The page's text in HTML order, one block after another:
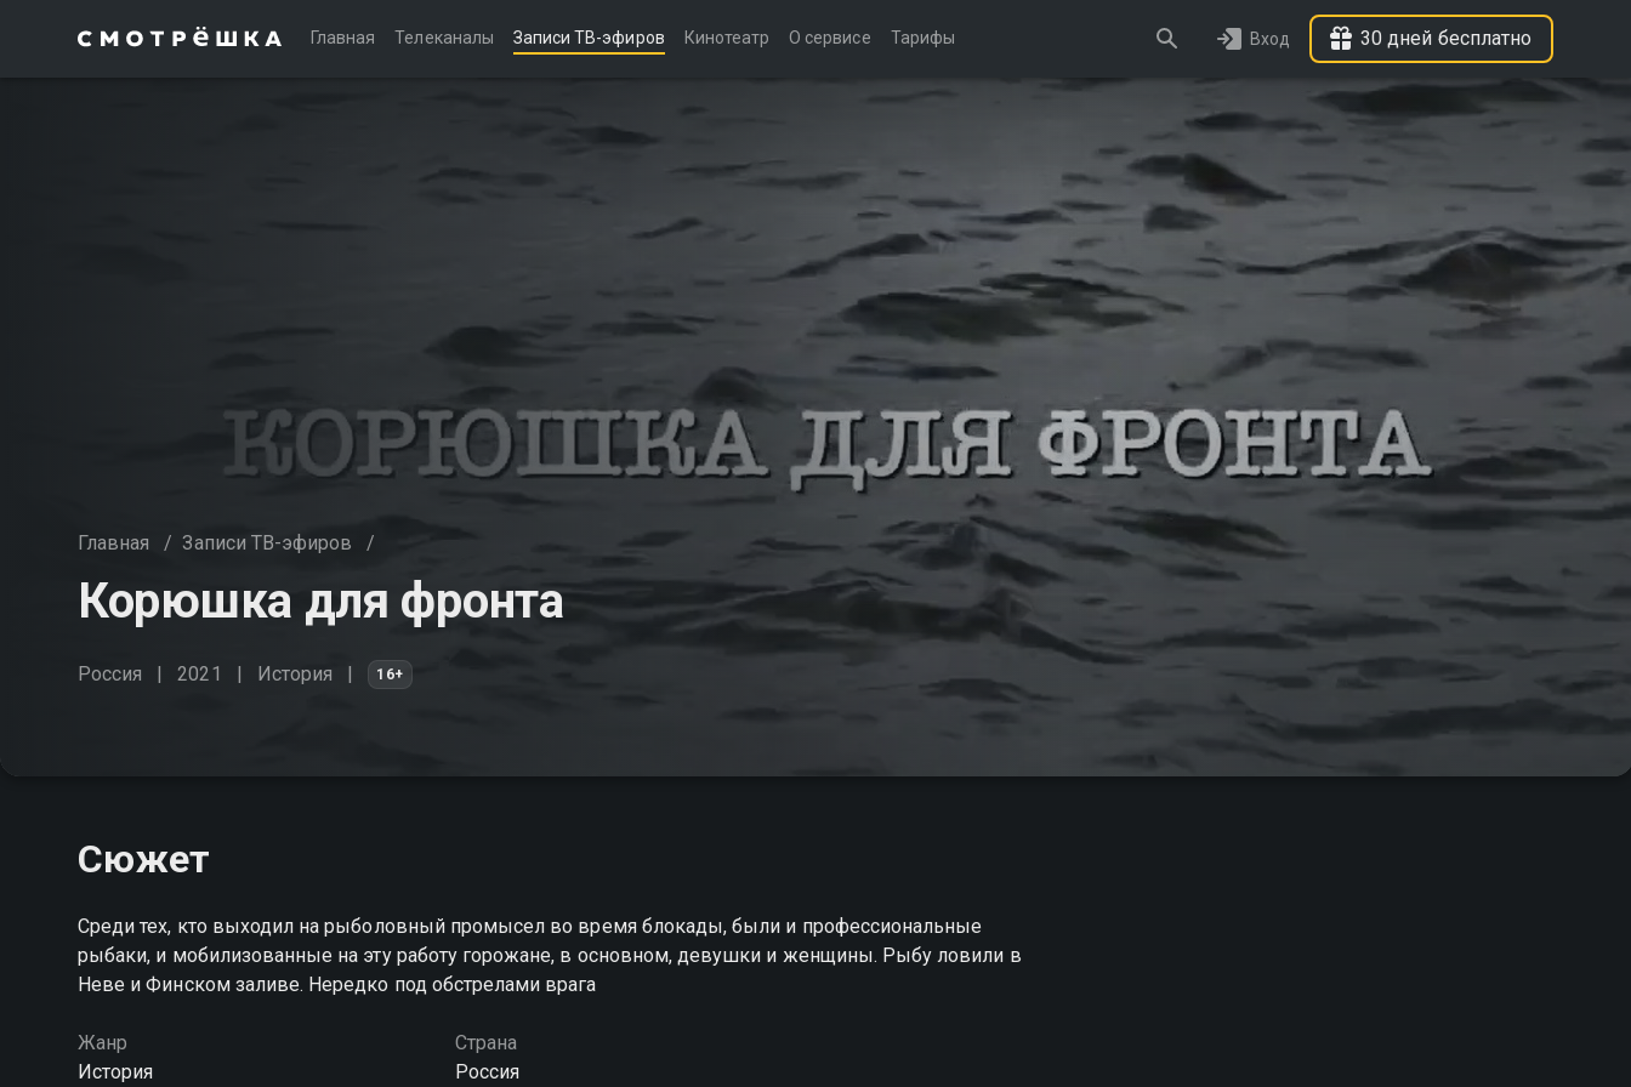
Главная Телеканалы Записи ТВ-эфиров Кинотеатр О сервисе Тарифы Вход 30 дней бесплатно
Главная / Записи ТВ-эфиров /
Корюшка для фронта
Россия 2021 История 16+
Сюжет
Среди тех, кто выходил на рыболовный промысел во время блокады, были и профессиональные
рыбаки, и мобилизованные на эту работу горожане, в основном, девушки и женщины. Рыбу ловили в
Неве и Финском заливе. Нередко под обстрелами врага
Жанр
История
Страна
Россия